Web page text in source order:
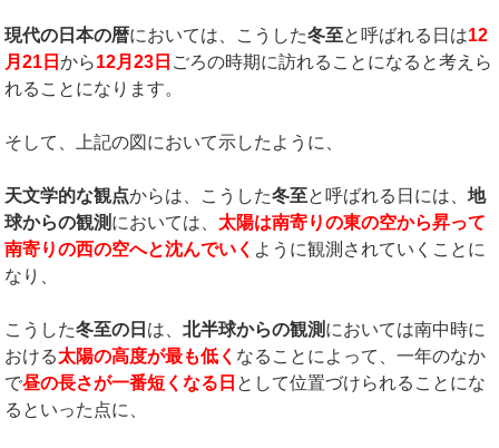
現代の日本の暦においては、こうした冬至と呼ばれる日は12
月21 日から12月23 日 ごろの時期に訪れることになると考えら
れることになります。
そして、上記の図において示したように、
天文学的な観点からは、こうした冬至と呼ばれる日には、地
球からの観測 においては、 太陽は南寄りの東の空から昇って
南寄りの西の空へと沈んでいく ように観測されていくことに
なり、
こうした冬至の日 は、北半球からの観測 においては南中時に
おける太陽の高度が最も低く なることによって、一年のなか
で昼の長さが一番短くなる日 として位置づけられることにな
るといった点に、